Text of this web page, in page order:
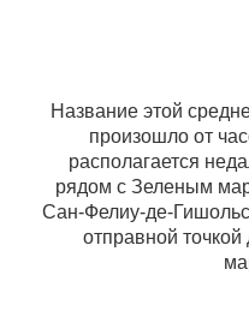
Название этой
произошло от
располагается
рядом с Зеленым
Сан-Фелиу-де-
отправной